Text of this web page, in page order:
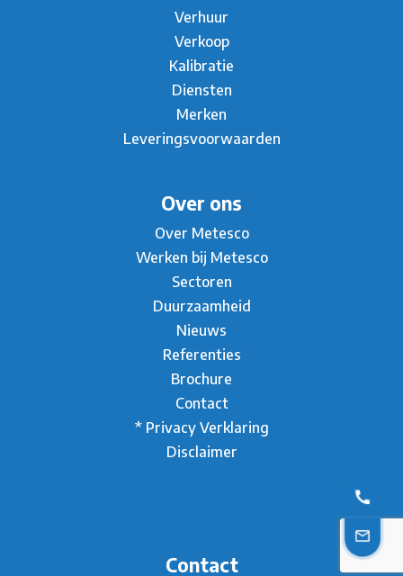
Verhuur
Verkoop
Kalibratie
Diensten
Merken
Leveringsvoorwaarden
Over ons
Over Metesco
Werken bij Metesco
Sectoren
Duurzaamheid
Nieuws
Referenties
Brochure
Contact
* Privacy Verklaring
Disclaimer
Contact